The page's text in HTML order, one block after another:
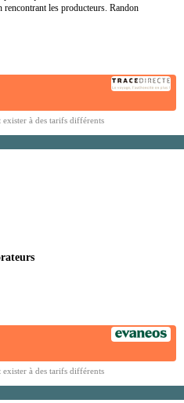
rencontrant les producteurs. Randon
exister à des tarifs différents
exister à des tarifs différents